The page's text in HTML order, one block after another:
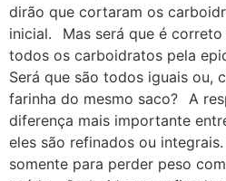
dirão que cortaram os
inicial.⠀Mas será que é
todos os carboidratos pela
Será que são todos iguais ou,
farinha do mesmo saco?⠀A
diferença mais importante
eles são refinados ou
somente para perder peso